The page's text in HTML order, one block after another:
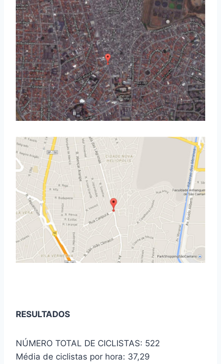
RESULTADOS
NÚMERO TOTAL DE CICLISTAS: 522
Média de ciclistas por hora: 37,29